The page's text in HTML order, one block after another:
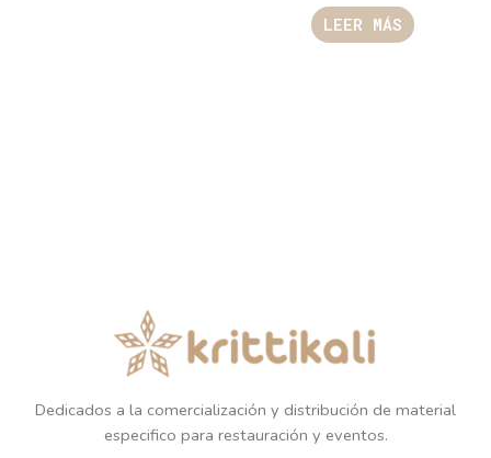
LEER MÁS
Dedicados a la comercialización y distribución de material
especifico para restauración y eventos.